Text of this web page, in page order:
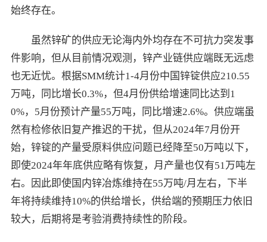
始终存在。
虽然锌矿的供应无论海内外均存在不可抗力突发事
件影响，但从目前情况观测，锌产业链供应端既无远虑
也无近忧。根据SMM统计1-4月份中国锌锭供应210.55
万吨，同比增长0.3%，但4月份供给增速同比达到1
0%，5月份预计产量55万吨，同比增速2.6%。供应端虽
然有检修依旧复产推迟的干扰，但从2024年7月份开
始，锌锭的产量受原料供应问题已经降至50万吨以下，
即使2024年年底供应略有恢复，月产量也仅有51万吨左
右。因此即使国内锌冶炼维持在55万吨/月左右，下半
年将持续维持10%的供给增长，供给端的预期压力依旧
较大，后期将是考验消费持续性的阶段。